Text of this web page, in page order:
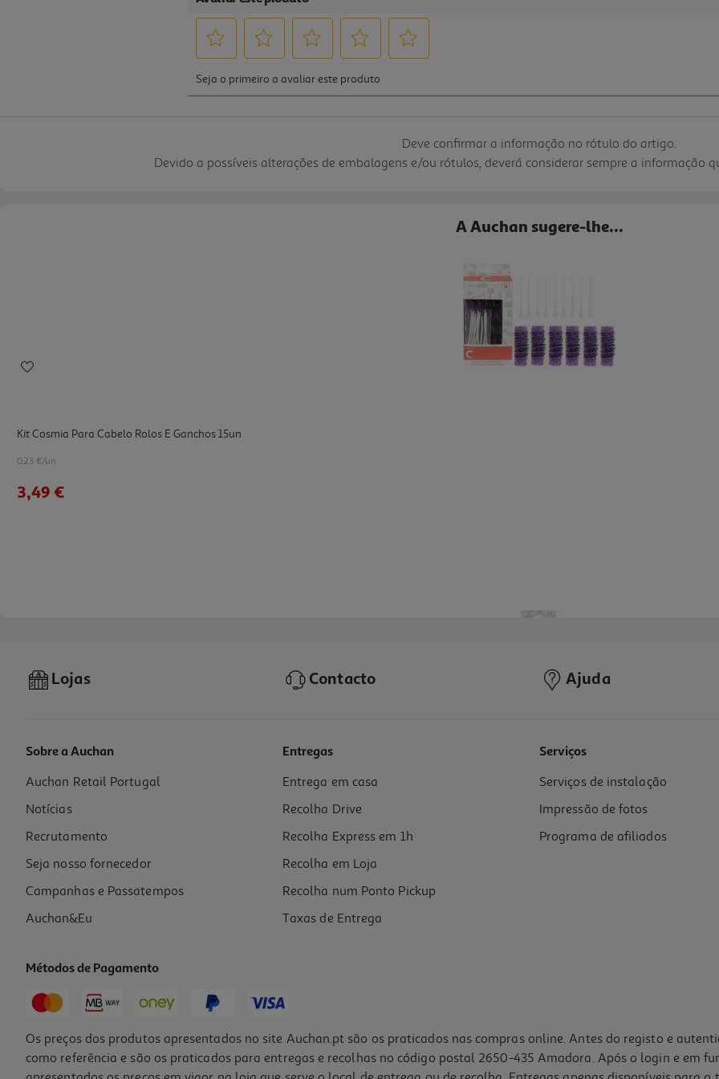
Deve confirmar a informação no rótulo do artigo.
Devido a possíveis alterações de embalagens e/ou rótulos, deverá considerar sempre a informação
A Auchan sugere-lhe...
Kit Cosmia Para Cabelo Rolos E Ganchos 15un
0.23 €/un
3,49 €
Escova Cosmia Brushing Cerâmica Cabelos Semi Curtos
3.59 €/un
3,59 €
Lojas Contacto Ajuda
Sobre a Auchan
Auchan Retail Portugal
Notícias
Recrutamento
Seja nosso fornecedor
Campanhas e Passatempos
Auchan&Eu
Entregas
Entrega em casa
Recolha Drive
Recolha Express em 1h
Recolha em Loja
Recolha num Ponto Pickup
Taxas de Entrega
Serviços
Serviços de instalação
Impressão de fotos
Programa de afiliados
Métodos de Pagamento
Os preços dos produtos apresentados no site Auchan.pt são os praticados nas compras online. Antes do registo e
como referência e são os praticados para entregas e recolhas no código postal 2650-435 Amadora. Após o login e em